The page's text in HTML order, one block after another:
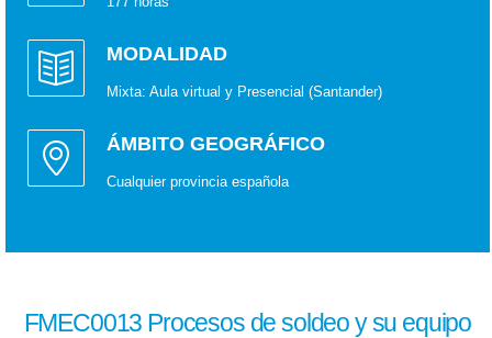
MODALIDAD
Mixta: Aula virtual y Presencial (Santander)
ÁMBITO GEOGRÁFICO
Cualquier provincia española
FMEC0013 Procesos de soldeo y su equipo